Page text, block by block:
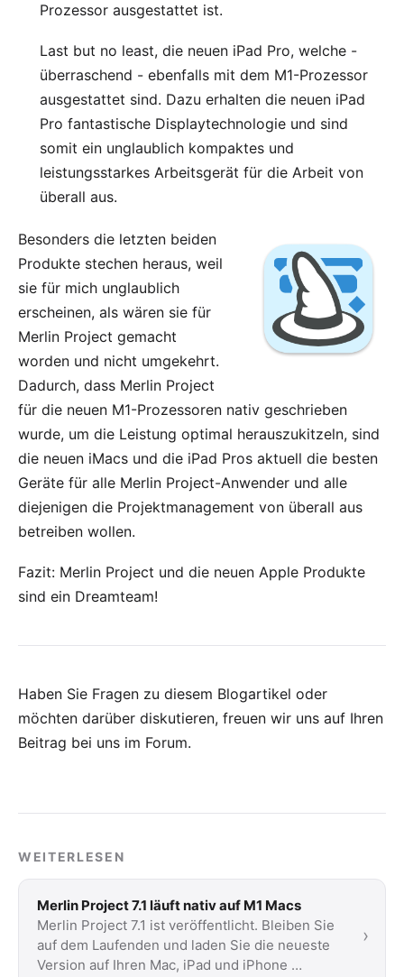
Prozessor ausgestattet ist.
Last but no least, die neuen iPad Pro, welche -
überraschend - ebenfalls mit dem M1-Prozessor
ausgestattet sind. Dazu erhalten die neuen iPad
Pro fantastische Displaytechnologie und sind
somit ein unglaublich kompaktes und
leistungsstarkes Arbeitsgerät für die Arbeit von
überall aus.
Besonders die letzten beiden
Produkte stechen heraus, weil
sie für mich unglaublich
erscheinen, als wären sie für
Merlin Project gemacht
worden und nicht umgekehrt.
Dadurch, dass Merlin Project
für die neuen M1-Prozessoren nativ geschrieben
wurde, um die Leistung optimal herauszukitzeln, sind
die neuen iMacs und die iPad Pros aktuell die besten
Geräte für alle Merlin Project-Anwender und alle
diejenigen die Projektmanagement von überall aus
betreiben wollen.
Fazit: Merlin Project und die neuen Apple Produkte
sind ein Dreamteam!
Haben Sie Fragen zu diesem Blogartikel oder
möchten darüber diskutieren, freuen wir uns auf Ihren
Beitrag bei uns im Forum.
WEITERLESEN
Merlin Project 7.1 läuft nativ auf M1 Macs
Merlin Project 7.1 ist veröffentlicht. Bleiben Sie
auf dem Laufenden und laden Sie die neueste
Version auf Ihren Mac, iPad und iPhone …
›